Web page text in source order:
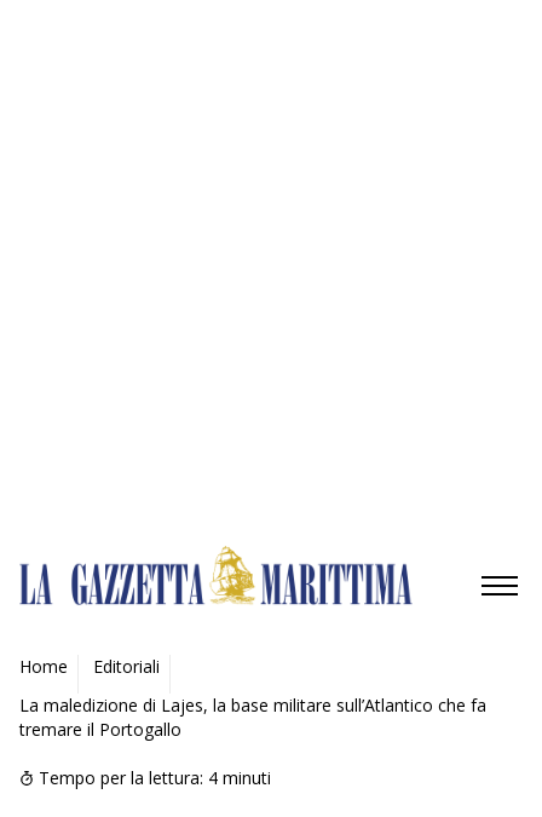
AMBIENTE
MOBILITÀ
INDUSTRIA
Home
Editoriali
La maledizione di Lajes, la base militare sull’Atlantico che fa
tremare il Portogallo
Tempo per la lettura: 4 minuti